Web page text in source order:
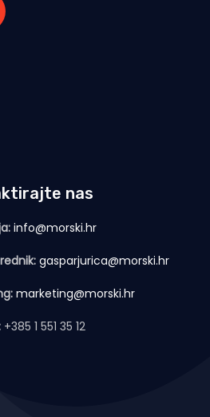
nas
info@morski.hr
gasparjurica@morski.hr
marketing@morski.hr
+385 1 551 35 12